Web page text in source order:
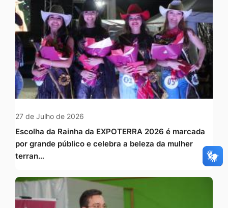
27 de Julho de 2026
Escolha da Rainha da EXPOTERRA 2026 é marcada
por grande público e celebra a beleza da mulher
terran…